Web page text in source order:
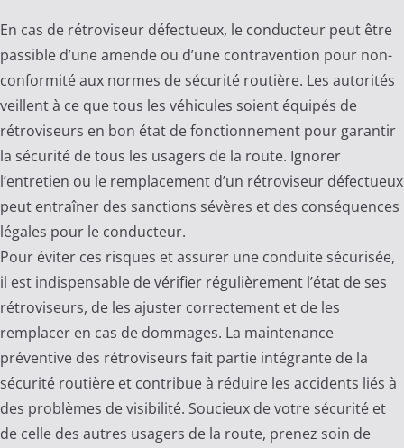
En cas de rétroviseur défectueux, le conducteur peut être
passible d’une amende ou d’une contravention pour non-
conformité aux normes de sécurité routière. Les autorités
veillent à ce que tous les véhicules soient équipés de
rétroviseurs en bon état de fonctionnement pour garantir
la sécurité de tous les usagers de la route. Ignorer
l’entretien ou le remplacement d’un rétroviseur défectueux
peut entraîner des sanctions sévères et des conséquences
légales pour le conducteur.
Pour éviter ces risques et assurer une conduite sécurisée,
il est indispensable de vérifier régulièrement l’état de ses
rétroviseurs, de les ajuster correctement et de les
remplacer en cas de dommages. La maintenance
préventive des rétroviseurs fait partie intégrante de la
sécurité routière et contribue à réduire les accidents liés à
des problèmes de visibilité. Soucieux de votre sécurité et
de celle des autres usagers de la route, prenez soin de